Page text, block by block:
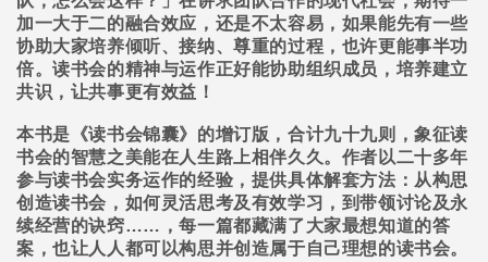
加一大于二的融合效应，还是不太容易，如果能先有一些
协助大家培养倾听、接纳、尊重的过程，也许更能事半功
倍。读书会的精神与运作正好能协助组织成员，培养建立
共识，让共事更有效益！
本书是《读书会锦囊》的增订版，合计九十九则，象征读
书会的智慧之美能在人生路上相伴久久。作者以二十多年
参与读书会实务运作的经验，提供具体解套方法：从构思
创造读书会，如何灵活思考及有效学习，到带领讨论及永
续经营的诀窍…… ，每一篇都藏满了大家最想知道的答
案，也让人人都可以构思并创造属于自己理想的读书会。